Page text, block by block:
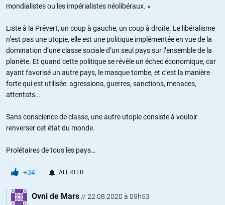
mondialistes ou les impérialistes néolibéraux. »
Liste à la Prévert, un coup à gauche, un coup à droite. Le libéralisme
n’est pas une utopie, elle est une politique implémentée en vue de la
domination d’une classe sociale d’un seul pays sur l’ensemble de la
planète. Et quand cette politique se révèle un échec économique, car
ayant favorisé un autre pays, le masque tombe, et c’est la manière
forte qui est utilisée: agressions, guerres, sanctions, menaces,
attentats…
Sans conscience de classe, une autre utopie consiste à vouloir
renverser cet état du monde.
Prolétaires de tous les pays…
+34 ALERTER
Ovni de Mars // 22.08.2020 à 09h53